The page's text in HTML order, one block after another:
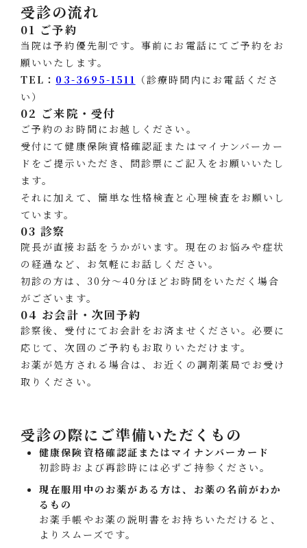
受診の流れ
01 ご予約
当院は予約優先制です。事前にお電話にてご予約をお
願いいたします。
TEL： 03-3695-1511
（診療時間内にお電話くださ
い）
02 ご来院・受付
ご予約のお時間にお越しください。
受付にて健康保険資格確認証またはマイナンバーカー
ドをご提示いただき、問診票にご記入をお願いいたし
ます。
それに加えて、簡単な性格検査と心理検査をお願いし
ています。
03 診察
院長が直接お話をうかがいます。現在のお悩みや症状
の経過など、お気軽にお話しください。
初診の方は、30分〜40分ほどお時間をいただく場合
がございます。
04 お会計・次回予約
診察後、受付にてお会計をお済ませください。必要に
応じて、次回のご予約もお取りいただけます。
お薬が処方される場合は、お近くの調剤薬局でお受け
取りください。
受診の際にご準備いただくもの
健康保険資格確認証またはマイナンバーカード
初診時および再診時には必ずご持参ください。
現在服用中のお薬がある方は、お薬の名前がわか
るもの
お薬手帳やお薬の説明書をお持ちいただけると、
よりスムーズです。